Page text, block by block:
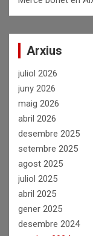
Arxius
juliol 2026
juny 2026
maig 2026
abril 2026
desembre 2025
setembre 2025
agost 2025
juliol 2025
abril 2025
gener 2025
desembre 2024